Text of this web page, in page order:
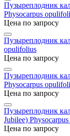
Пузыреплодник
Physocarpus
Цена по запросу
Пузыреплодник
opulifolius
Цена по запросу
Пузыреплодник
Physocarpus
Цена по запросу
Пузыреплодник
Jubilee)
Цена по запросу